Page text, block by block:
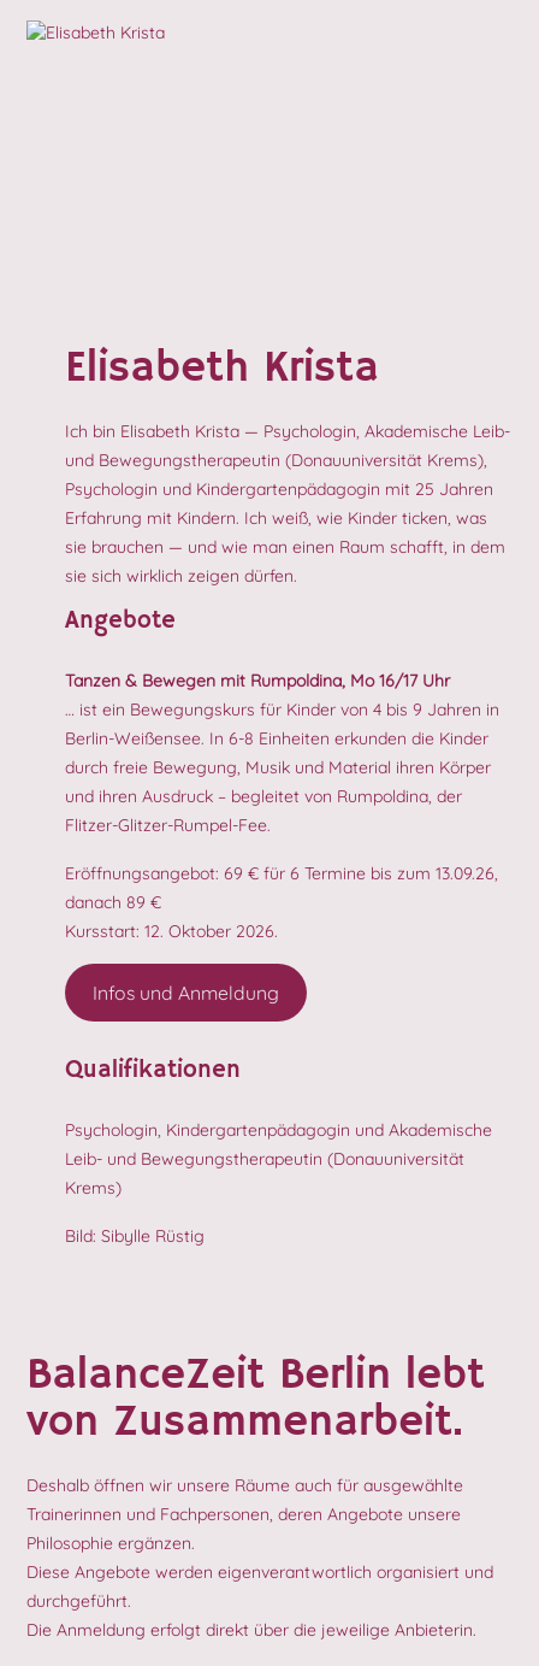
Elisabeth Krista
Ich bin Elisabeth Krista — Psychologin, Akademische Leib-
und Bewegungstherapeutin (Donauuniversität Krems),
Psychologin und Kindergartenpädagogin mit 25 Jahren
Erfahrung mit Kindern. Ich weiß, wie Kinder ticken, was
sie brauchen — und wie man einen Raum schafft, in dem
sie sich wirklich zeigen dürfen.
Angebote
Tanzen & Bewegen mit Rumpoldina, Mo 16/17 Uhr
… ist ein Bewegungskurs für Kinder von 4 bis 9 Jahren in
Berlin-Weißensee. In 6-8 Einheiten erkunden die Kinder
durch freie Bewegung, Musik und Material ihren Körper
und ihren Ausdruck – begleitet von Rumpoldina, der
Flitzer-Glitzer-Rumpel-Fee.
Eröffnungsangebot: 69 € für 6 Termine bis zum 13.09.26,
danach 89 €
Kursstart: 12. Oktober 2026.
Infos und Anmeldung
Qualifikationen
Psychologin, Kindergartenpädagogin und Akademische
Leib- und Bewegungstherapeutin (Donauuniversität
Krems)
Bild: Sibylle Rüstig
BalanceZeit Berlin lebt
von Zusammenarbeit.
Deshalb öffnen wir unsere Räume auch für ausgewählte
Trainerinnen und Fachpersonen, deren Angebote unsere
Philosophie ergänzen.
Diese Angebote werden eigenverantwortlich organisiert und
durchgeführt.
Die Anmeldung erfolgt direkt über die jeweilige Anbieterin.